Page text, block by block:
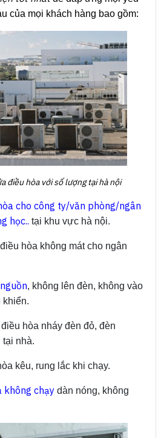
của mọi khách hàng bao gồm:
điều hòa với số lượng tại hà nội
cho công ty/văn phòng/ngân
học.. tại khu vực hà nội.
hòa không mát cho ngân
, không lên đèn, không vào
khiển.
hòa nháy đèn đỏ, đèn
nhà.
kêu, rung lắc khi chạy.
không chạy dàn nóng, không